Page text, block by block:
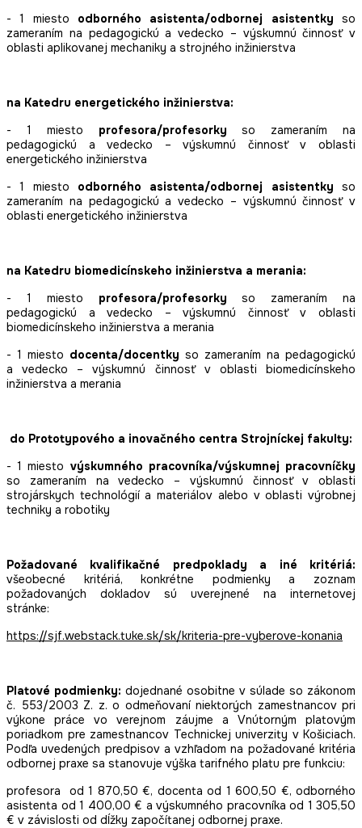
- 1 miesto odborného asistenta/odbornej asistentky so
zameraním na pedagogickú a vedecko – výskumnú činnosť v
oblasti aplikovanej mechaniky a strojného inžinierstva
na Katedru energetického inžinierstva:
- 1 miesto profesora/profesorky so zameraním na
pedagogickú a vedecko – výskumnú činnosť v oblasti
energetického inžinierstva
- 1 miesto odborného asistenta/odbornej asistentky so
zameraním na pedagogickú a vedecko – výskumnú činnosť v
oblasti energetického inžinierstva
na Katedru biomedicínskeho inžinierstva a merania:
- 1 miesto profesora/profesorky so zameraním na
pedagogickú a vedecko – výskumnú činnosť v oblasti
biomedicínskeho inžinierstva a merania
- 1 miesto docenta/docentky so zameraním na pedagogickú
a vedecko – výskumnú činnosť v oblasti biomedicínskeho
inžinierstva a merania
do Prototypového a inovačného centra Strojníckej fakulty:
- 1 miesto výskumného pracovníka/výskumnej pracovníčky
so zameraním na vedecko – výskumnú činnosť v oblasti
strojárskych technológií a materiálov alebo v oblasti výrobnej
techniky a robotiky
Požadované kvalifikačné predpoklady a iné kritériá:
všeobecné kritériá, konkrétne podmienky a zoznam
požadovaných dokladov sú uverejnené na internetovej
stránke:
https://sjf.webstack.tuke.sk/sk/kriteria-pre-vyberove-konania
Platové podmienky: dojednané osobitne v súlade so zákonom
č. 553/2003 Z. z. o odmeňovaní niektorých zamestnancov pri
výkone práce vo verejnom záujme a Vnútorným platovým
poriadkom pre zamestnancov Technickej univerzity v Košiciach.
Podľa uvedených predpisov a vzhľadom na požadované kritéria
odbornej praxe sa stanovuje výška tarifného platu pre funkciu:
profesora od 1 870,50 €, docenta od 1 600,50 €, odborného
asistenta od 1 400,00 € a výskumného pracovníka od 1 305,50
€ v závislosti od dĺžky započítanej odbornej praxe.